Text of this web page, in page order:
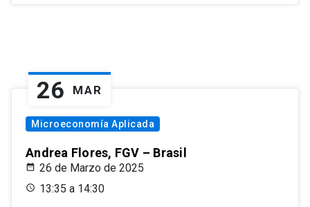
26 MAR
Microeconomía Aplicada
Andrea Flores, FGV – Brasil
26 de Marzo de 2025
13:35 a 14:30